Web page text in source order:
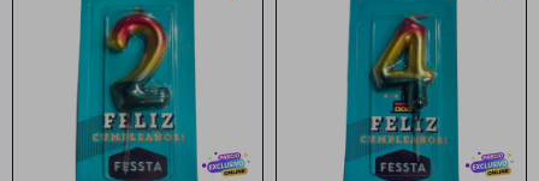
Velita Metalizada Multicolor
10cm
Velita Metalizada Multicolor
10cm